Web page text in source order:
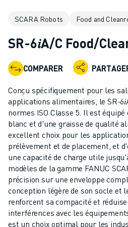
ROBOTS COLLABORATIFS
CONTRÔLEURS DE ROBOTS
ACCESSOIRES POUR ROBOTS
LOGICIEL ROBOT
LOGICIEL DE SIMULATION
PRODUITS DE ROBOTIQUE ÉDUCATIVE
AUTOMATISATION DES ROBOTS
ROBOTS DE SOUDAGE À L'ARC
ROBOTS ARTICULÉS
SÉRIE ARC MATE
SÉRIE M-900
ROBOTS DELTA
ROBOTS POUR L'ALIMENTATION ET
ROBOTS DE PEINTURE
ROBOTS PALETTISEURS
SCARA Robots Food and
SR-6𝑖A/C Food/
COMPARER
Conçu spécifiquement pour les
applications alimentaires, le SR-
normes ISO Classe 5. Il est
blanc et d'une graisse de qualité
excellent choix pour les
prélèvement et de placement, et
une capacité de charge utile
modèles de la gamme FANUC
précision sur une enveloppe
conception légère de son socle et
renforcent sa compacité et
interférences avec les
est un choix optimal pour les